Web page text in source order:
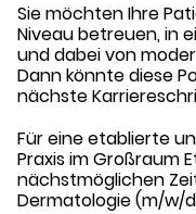
Sie möchten Ihre
Niveau betreuen, in
und dabei von
Dann könnte diese
nächste
Für eine etablierte
Praxis im Großraum
nächstmöglichen
Dermatologie (m/w/